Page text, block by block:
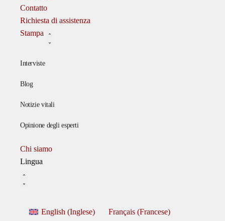
Contatto
Richiesta di assistenza
Stampa
Interviste
Blog
Notizie vitali
Opinione degli esperti
Chi siamo
Lingua
English (Inglese) Français(Francese)